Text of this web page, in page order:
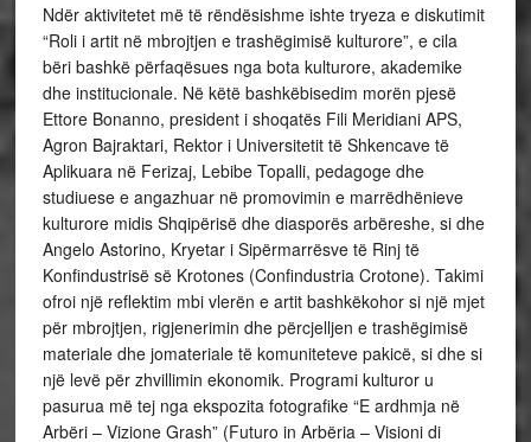
Ndër aktivitetet më të rëndësishme ishte tryeza e diskutimit
“Roli i artit në mbrojtjen e trashëgimisë kulturore”, e cila
bëri bashkë përfaqësues nga bota kulturore, akademike
dhe institucionale. Në këtë bashkëbisedim morën pjesë
Ettore Bonanno, president i shoqatës Fili Meridiani APS,
Agron Bajraktari, Rektor i Universitetit të Shkencave të
Aplikuara në Ferizaj, Lebibe Topalli, pedagoge dhe
studiuese e angazhuar në promovimin e marrëdhënieve
kulturore midis Shqipërisë dhe diasporës arbëreshe, si dhe
Angelo Astorino, Kryetar i Sipërmarrësve të Rinj të
Konfindustrisë së Krotones (Confindustria Crotone). Takimi
ofroi një reflektim mbi vlerën e artit bashkëkohor si një mjet
për mbrojtjen, rigjenerimin dhe përcjelljen e trashëgimisë
materiale dhe jomateriale të komuniteteve pakicë, si dhe si
një levë për zhvillimin ekonomik. Programi kulturor u
pasurua më tej nga ekspozita fotografike “E ardhmja në
Arbëri – Vizione Grash” (Futuro in Arbëria – Visioni di